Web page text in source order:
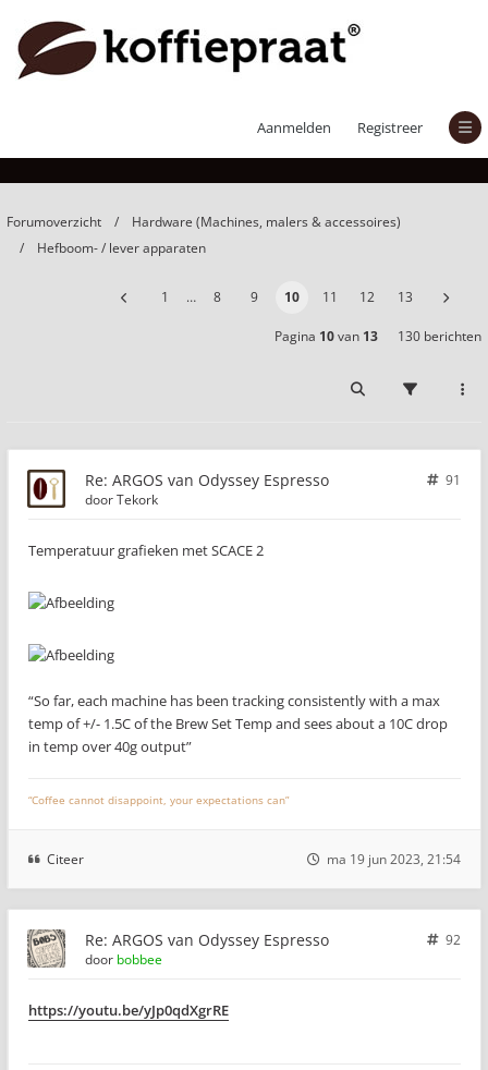
Aanmelden Registreer
ARGOS van Odyssey Espresso
Forumoverzicht
Hardware (Machines, malers & accessoires)
Hefboom- / lever apparaten
1 … 8 9 10 11 12 13
Pagina 10van 13 130 berichten
Re: ARGOS van Odyssey Espresso
91
doorTekork
Temperatuur grafieken met SCACE 2
“So far, each machine has been tracking consistently with a max
temp of +/- 1.5C of the Brew Set Temp and sees about a 10C drop
in temp over 40g output”
“Coffee cannot disappoint, your expectations can”
Citeer ma 19 jun 2023, 21:54
Re: ARGOS van Odyssey Espresso
92
door bobbee
https://youtu.be/yJp0qdXgrRE